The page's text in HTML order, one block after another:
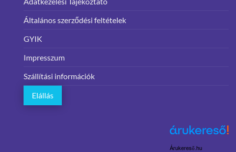
Általános szerződési feltételek
GYIK
Impresszum
Szállítási információk
Elállás
Árukereső.hu